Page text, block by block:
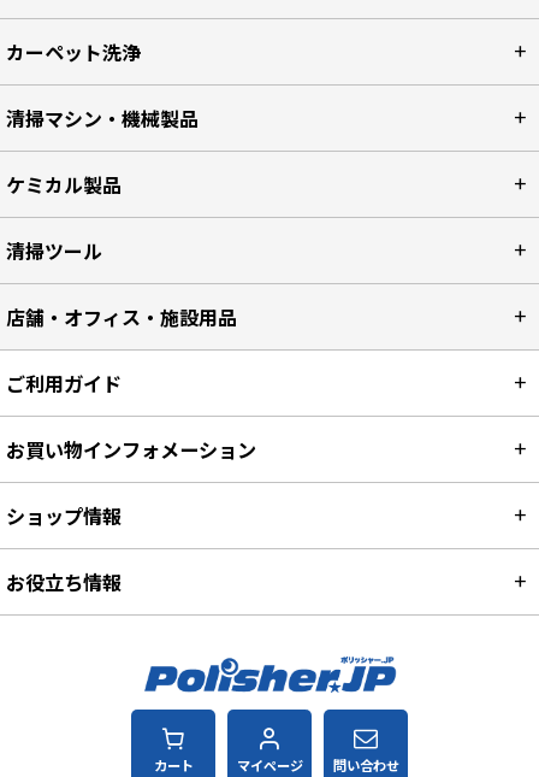
カーペット洗浄
清掃マシン・機械製品
ケミカル製品
清掃ツール
店舗・オフィス・施設用品
カート マイページ 問い合わせ
ご利用ガイド
お買い物インフォメーション
ショップ情報
お役立ち情報